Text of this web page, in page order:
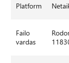
Platform
Failo
vardas